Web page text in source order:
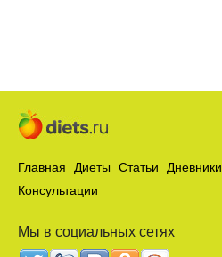
Главная Диеты Статьи Дневники
Консультации
Мы в социальных сетях